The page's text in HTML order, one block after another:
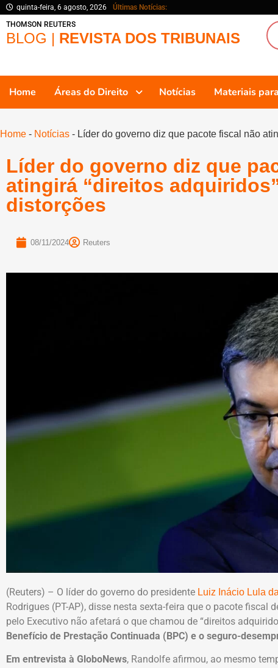
quinta-feira, 6 agosto, 2026
Últimas Notícias:
THOMSON REUTERS
BLOG | REVISTA DOS TRIBUNAIS
Home Áreas do Direito Notícias Materiais
Home - Notícias - Líder do governo diz que pacote fiscal não
Líder do governo diz que
atingirá “direitos
distorções
08/11/2024 Reuters
(Reuters) – O líder do governo do presidente Luiz Inácio Lula
Rodrigues (PT-AP), disse nesta sexta-feira que o pacote fiscal
pelo Executivo não afetará o que chamou de “direitos
Benefício de Prestação Continuada (BPC) e o seguro-
Em entrevista à GloboNews, Randolfe afirmou, ao mesmo